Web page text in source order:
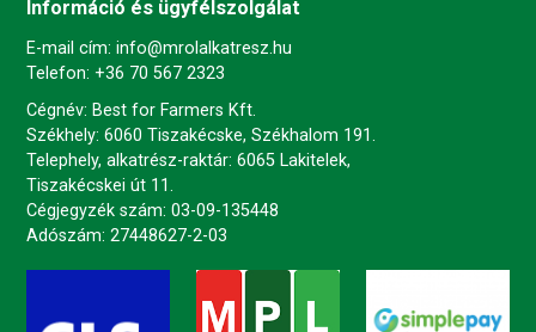
Információ és ügyfélszolgálat
E-mail cím: info@mrolalkatresz.hu
Telefon: +36 70 567 2323
Cégnév: Best for Farmers Kft.
Székhely: 6060 Tiszakécske, Székhalom 191.
Telephely, alkatrész-raktár: 6065 Lakitelek,
Tiszakécskei út 11.
Cégjegyzék szám: 03-09-135448
Adószám: 27448627-2-03